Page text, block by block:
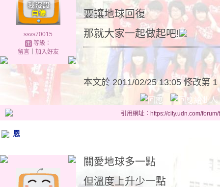
ssvs70015
等級：
留言｜ 加入好友
要讓地球回復
那就大家一起做起吧!
本文於 2011/02/25 13:05 修改第 1
引用網址：https://city.udn.com/
恩
關愛地球多一點
但溫度上升少一點